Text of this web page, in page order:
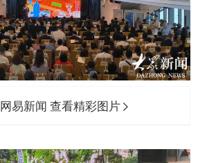
易新闻 查看精彩图片